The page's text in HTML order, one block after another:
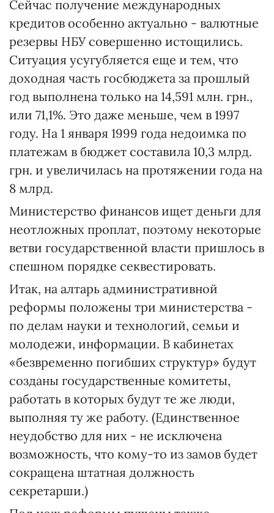
Сейчас получение международных
кредитов особенно актуально - валютные
резервы НБУ совершенно истощились.
Ситуация усугубляется еще и тем, что
доходная часть госбюджета за прошлый
год выполнена только на 14,591 млн. грн.,
или 71,1%. Это даже меньше, чем в 1997
году. На 1 января 1999 года недоимка по
платежам в бюджет составила 10,3 млрд.
грн. и увеличилась на протяжении года на
8 млрд.
Министерство финансов ищет деньги для
неотложных проплат, поэтому некоторые
ветви государственной власти пришлось в
спешном порядке секвестировать.
Итак, на алтарь административной
реформы положены три министерства -
по делам науки и технологий, семьи и
молодежи, информации. В кабинетах
«безвременно погибших структур» будут
созданы государственные комитеты,
работать в которых будут те же люди,
выполняя ту же работу. (Единственное
неудобство для них - не исключена
возможность, что кому-то из замов будет
сокращена штатная должность
секретарши.)